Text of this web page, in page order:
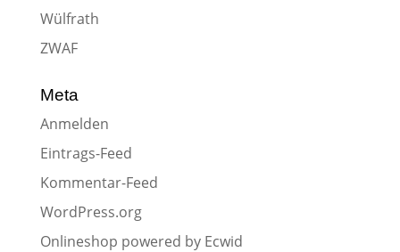
Wülfrath
ZWAF
Meta
Anmelden
Eintrags-Feed
Kommentar-Feed
WordPress.org
Onlineshop powered by Ecwid